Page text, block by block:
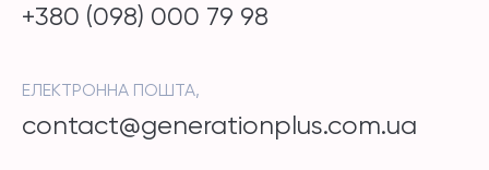
+380 (098) 000 79 98
ЕЛЕКТРОННА ПОШТА,
contact@generationplus.com.ua